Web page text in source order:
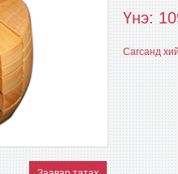
Үнэ:
Сагсанд